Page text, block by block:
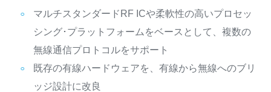
マルチスタンダードRF ICや柔軟性の高いプロセッ
シング･プラットフォームをベースとして、複数の
無線通信プロトコルをサポート
既存の有線ハードウェアを、有線から無線へのブリ
ッジ設計に改良